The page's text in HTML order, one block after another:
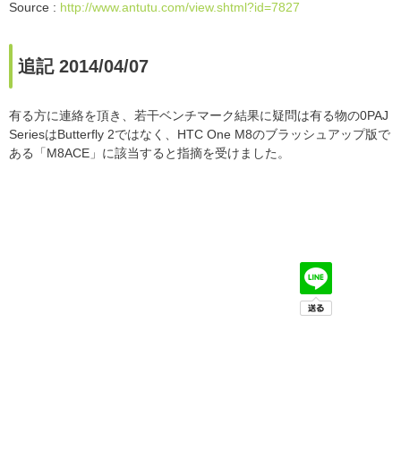
Source : http://www.antutu.com/view.shtml?id=7827
追記 2014/04/07
有る方に連絡を頂き、若干ベンチマーク結果に疑問は有る物の0PAJ
SeriesはButterfly 2ではなく、HTC One M8のブラッシュアップ版で
ある「M8ACE」に該当すると指摘を受けました。